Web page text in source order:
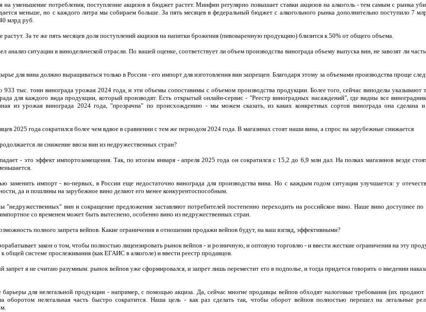
уменьшение потребления, поступление акцизов в бюджет растет. Минфин регулярно повышает ставки акцизов на алкоголь - тем самым с рынка
меньше, но с каждого литра мы собираем больше. За пять месяцев в федеральный бюджет с алкогольного рынка дополнительно поступило 7
млрд руб.
растут. За те же пять месяцев доля поступлений акцизов на напитки брожения (пивоваренную продукцию) близится к 50% от общего объема.
анализ ситуации в винодельческой отрасли. По вашей оценке, соответствует ли объем производства винограда объему выпуска вин, не завозят ли
для вина должно выращиваться только в России - его импорт для изготовления вин запрещен. Благодаря этому за объемами производства проще
933 тыс. тонн винограда урожая 2024 года, и эти объемы сопоставимы с объемом производства продукции. Более того, сейчас виноделы указывают
для каждого вида продукции, который производят. Есть открытый онлайн-сервис - "Реестр виноградных насаждений", где видны все
из урожая винограда 2024 года, "прозрачна" по происхождению - мы можем сказать, из каких конкретных сортов винограда она сделана
2025 года сократился более чем вдвое в сравнении с тем же периодом 2024 года. В магазинах стоят наши вина, а спрос на зарубежные снижается
ли снижение ввоза вин из недружественных стран?
- это эффект импортозамещения. Так, по итогам января - апреля 2025 года он сократился с 15,2 до 6,9 млн дал. На полках магазинов везде
заменить импорт - во-первых, в России еще недостаточно винограда для производства вина. Но с каждым годом ситуация улучшается: у
да и пошлины на зарубежное вино делают его менее конкурентоспособным.
"недружественных" вин и сокращение предложения заставляют потребителей постепенно переходить на российское вино. Наше вино доступнее по
со временем может быть вытеснено, особенно вино из недружественных стран.
полного запрета вейпов. Какие ограничения в отношении продажи вейпов будут, на ваш взгляд, эффективными?
закон о том, чтобы полностью лицензировать рынок вейпов - и розничную, и оптовую торговлю - и ввести жесткие ограничения на эту
общей системе прослеживания (как ЕГАИС в алкоголе) и ввести реестр продавцов.
я не считаю разумным: рынок вейпов уже сформировался, и запрет лишь переместит его в подполье, и тогда придется говорить о введении
барьеры для нелегальной продукции - например, с помощью акциза. Да, сейчас многие продавцы вейпов обходят налоговые требования (их продают
оборотом нелегальная часть быстро сократится. Наша цель - как раз сделать так, чтобы оборот вейпов полностью перешел на легальные